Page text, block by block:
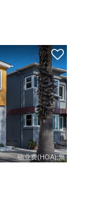
物业费(HOA):無